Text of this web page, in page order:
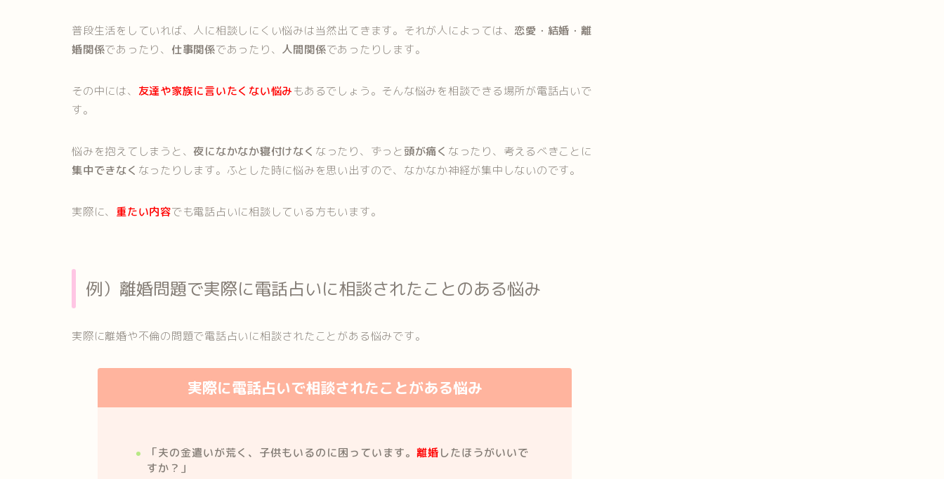
普段生活をしていれば、人に相談しにくい悩みは当然出てきます。それが人によっては、 恋愛・結婚・離
婚関係であったり、 仕事関係であったり、 人間関係であったりします。
その中には、 友達や家族に言いたくない悩みもあるでしょう。そんな悩みを相談できる場所が電話占いで
す。
悩みを抱えてしまうと、夜になかなか寝付けなく なったり、ずっと頭が痛く なったり、考えるべきことに
集中できなく なったりします。ふとした時に悩みを思い出すので、なかなか神経が集中しないのです。
実際に、 重たい内容でも電話占いに相談している方もいます。
例）離婚問題で実際に電話占いに相談されたことのある悩み
実際に離婚や不倫の問題で電話占いに相談されたことがある悩みです。
実際に電話占いで相談されたことがある悩み
「夫の金遣いが荒く、子供もいるのに困っています。離婚したほうがいいで
すか？」